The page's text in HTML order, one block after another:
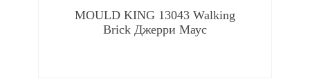
MOULD KING 13043 Walking
Brick Джерри Маус